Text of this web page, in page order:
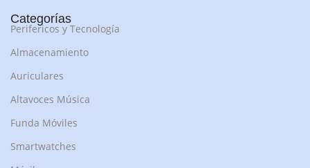
Categorías
Perifericos y Tecnología
Almacenamiento
Auriculares
Altavoces Música
Funda Móviles
Smartwatches